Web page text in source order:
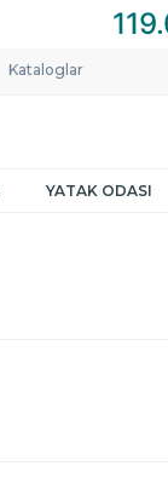
Kataloglar
YATAK ODASI